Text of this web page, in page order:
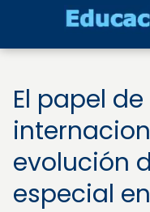
El papel
evolución
especial